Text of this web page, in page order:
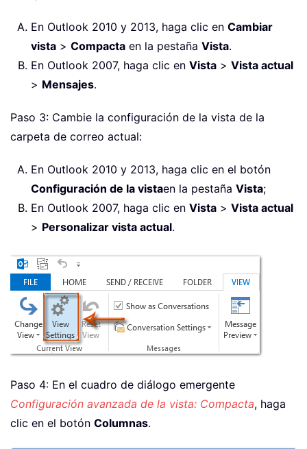
En Outlook 2010 y 2013, haga clic en Cambiar
vista > Compacta en la pestaña Vista.
En Outlook 2007, haga clic en Vista > Vista actual
> Mensajes.
Paso 3: Cambie la configuración de la vista de la
carpeta de correo actual:
En Outlook 2010 y 2013, haga clic en el botón
Configuración de la vistaen la pestaña Vista;
En Outlook 2007, haga clic en Vista > Vista actual
> Personalizar vista actual.
Paso 4: En el cuadro de diálogo emergente
Configuración avanzada de la vista: Compacta, haga
clic en el botón Columnas.